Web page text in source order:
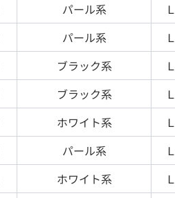
パール系
パール系
ブラック系
ブラック系
ホワイト系
パール系
ホワイト系